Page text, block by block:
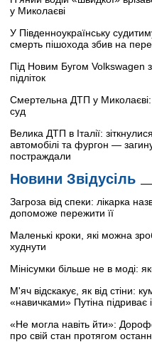
у Миколаєві
У Південноукраїнську
смерть пішохода збив на
Під Новим Бугом Volkswagen
підліток
Смертельна ДТП у Миколаєві:
суд
Велика ДТП в Італії:
автомобілі та фургон —
постраждали
Новини Звідусіль
Загроза від спеки: лікарка
допоможе пережити її
Маленькі кроки, які можна
худнути
Мінісумки більше не в моді:
М'яч відскакує, як від стіни:
«навичками» Путіна підриває
«Не могла навіть йти»:
про свій стан протягом